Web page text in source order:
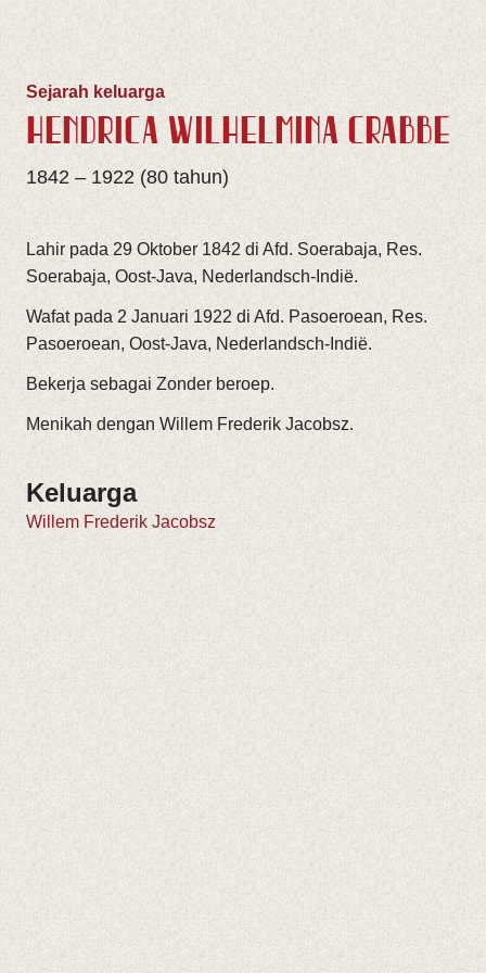
Sejarah keluarga
HENDRICA WILHELMINA CRABBÉ
1842 – 1922 (80 tahun)
Lahir pada 29 Oktober 1842 di Afd. Soerabaja, Res.
Soerabaja, Oost-Java, Nederlandsch-Indië.
Wafat pada 2 Januari 1922 di Afd. Pasoeroean, Res.
Pasoeroean, Oost-Java, Nederlandsch-Indië.
Bekerja sebagai Zonder beroep.
Menikah dengan Willem Frederik Jacobsz.
Keluarga
Willem Frederik Jacobsz